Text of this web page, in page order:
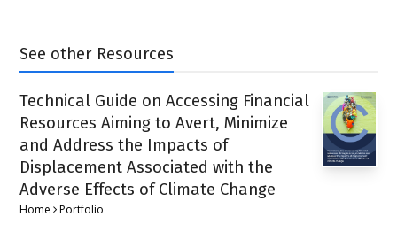
See other Resources
Technical Guide on Accessing Financial
Resources Aiming to Avert, Minimize
and Address the Impacts of
Displacement Associated with the
Adverse Effects of Climate Change
Home Portfolio